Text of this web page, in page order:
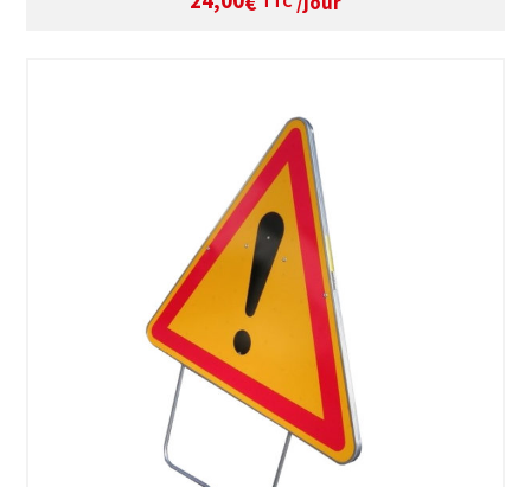
SÉLECTIONNEZ LES DATES
VOIR LE PRODUIT